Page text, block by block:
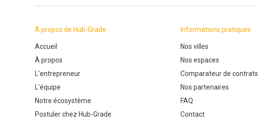
À propos de Hub-Grade
Accueil
À propos
L'entrepreneur
L'équipe
Notre écosystème
Postuler chez Hub-Grade
Informations pratiques
Nos villes
Nos espaces
Comparateur de contrats
Nos partenaires
FAQ
Contact